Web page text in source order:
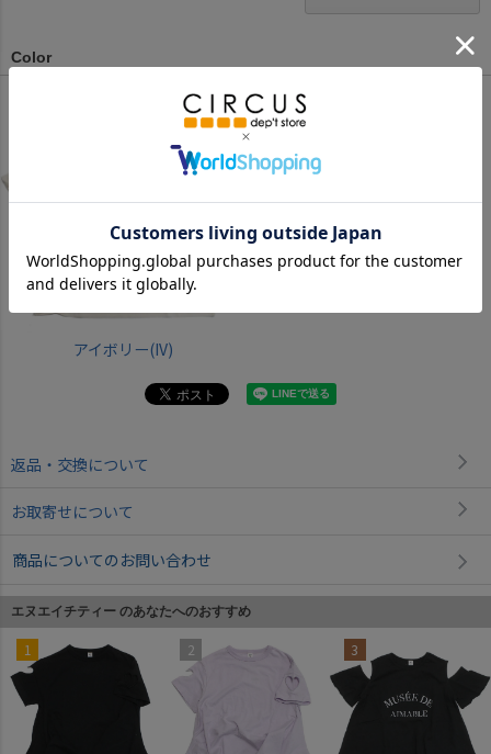
Color
アイボリー(IV)
返品・交換について
お取寄せについて
商品についてのお問い合わせ
エヌエイチティー のあなたへのおすすめ
1 2 3